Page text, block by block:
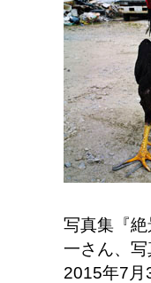
写真集『
一さん、
2015年7月